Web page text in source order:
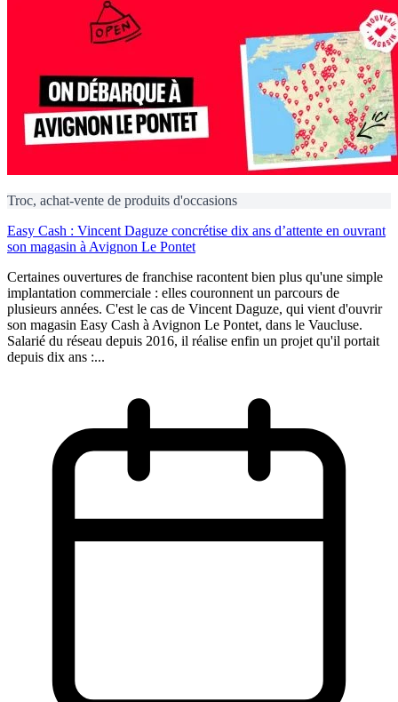
Troc, achat-vente de produits d'occasions
Easy Cash : Vincent Daguze concrétise dix ans d’attente en ouvrant
son magasin à Avignon Le Pontet
Certaines ouvertures de franchise racontent bien plus qu'une simple
implantation commerciale : elles couronnent un parcours de
plusieurs années. C'est le cas de Vincent Daguze, qui vient d'ouvrir
son magasin Easy Cash à Avignon Le Pontet, dans le Vaucluse.
Salarié du réseau depuis 2016, il réalise enfin un projet qu'il portait
depuis dix ans :...